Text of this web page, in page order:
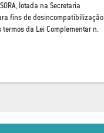
lotada na Secretaria
fins de desincompatibilização
da Lei Complementar n.